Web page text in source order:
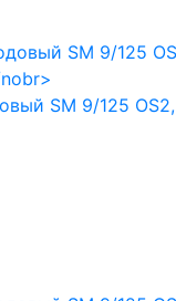
SM 9/125 OS2,